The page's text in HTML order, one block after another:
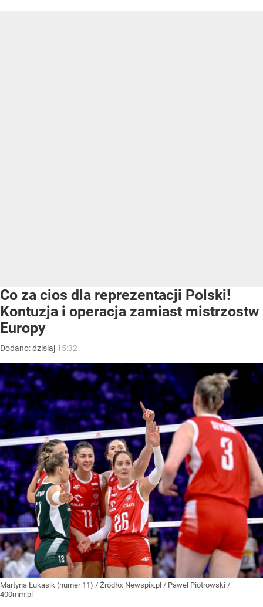
Co za cios dla reprezentacji Polski!
Kontuzja i operacja zamiast mistrzostw
Europy
Dodano:dzisiaj 15:32
Martyna Łukasik (numer 11) / Źródło: Newspix.pl / Pawel Piotrowski /
400mm.pl